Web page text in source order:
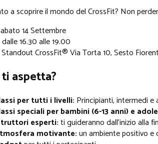
a scoprire il mondo del CrossFit? Non
14 Settembre
dalle 16.30 alle 19.00
Standout CrossFit® Via Torta 10, Sesto
aspetta?
per tutti i livelli: Principianti, intermedi e
speciali per bambini (6-13 anni) e
esperti:ti guideranno dall'inizio alla
motivante:un ambiente positivo e